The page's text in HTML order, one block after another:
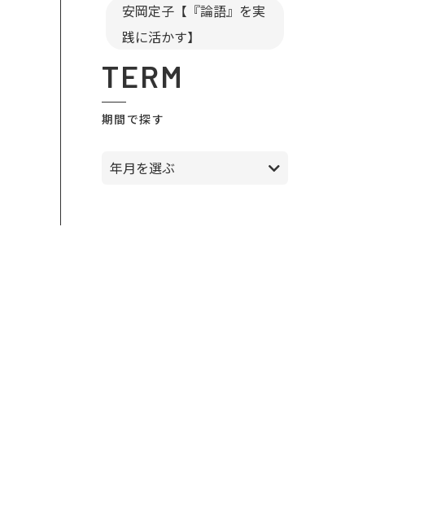
安岡定子【『論語』を実
践に活かす】
TERM
期間で探す
年月を選ぶ